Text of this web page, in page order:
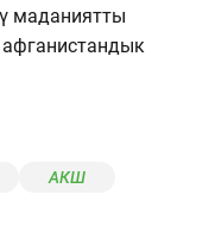
маданиятты
АКШ